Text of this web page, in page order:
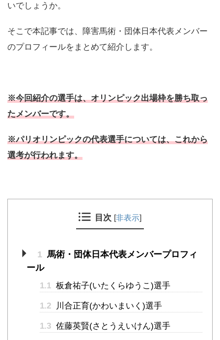
いでしょうか。
そこで本記事では、障害馬術・団体日本代表メンバー
のプロフィールをまとめて紹介します。
※今回紹介の選手は、オリンピック出場枠を勝ち取っ
たメンバーです。
※パリオリンピックの代表選手については、これから
選考が行われます。
目次 [非表示]
1 馬術・団体日本代表メンバープロフィ
ール
1.1 板倉祐子(いたくらゆうこ)選手
1.2 川合正育(かわいまいく)選手
1.3 佐藤英賢(さとうえいけん)選手